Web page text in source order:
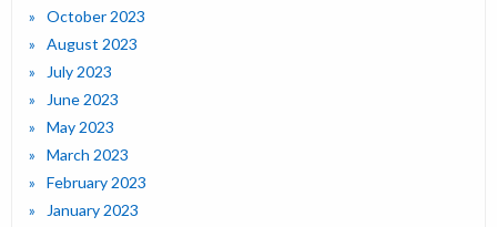
October 2023
August 2023
July 2023
June 2023
May 2023
March 2023
February 2023
January 2023